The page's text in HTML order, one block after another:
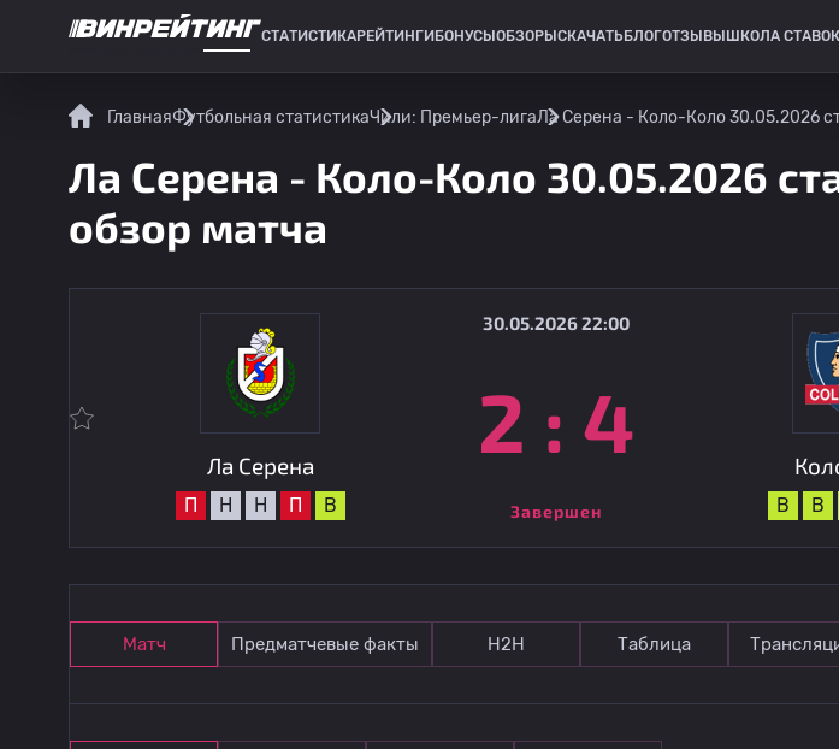
СТАТИСТИКАРЕЙТИНГИ БОНУСЫ ОБЗОРЫ СКАЧАТЬ БЛОГОТЗЫВЫ ШКОЛА СТАВОК
ГлавнаяФутбольная статистикаЧили: Премьер-лигаЛа Серена - Коло-Коло 30.05.2026
Ла Серена - Коло-Коло 30.05.2026
обзор матча
Ла Серена
П Н Н П В
30.05.2026 22:00
2 : 4
Завершен В В
Матч Предматчевые факты Н2Н Таблица
Союз Ла
Коло-